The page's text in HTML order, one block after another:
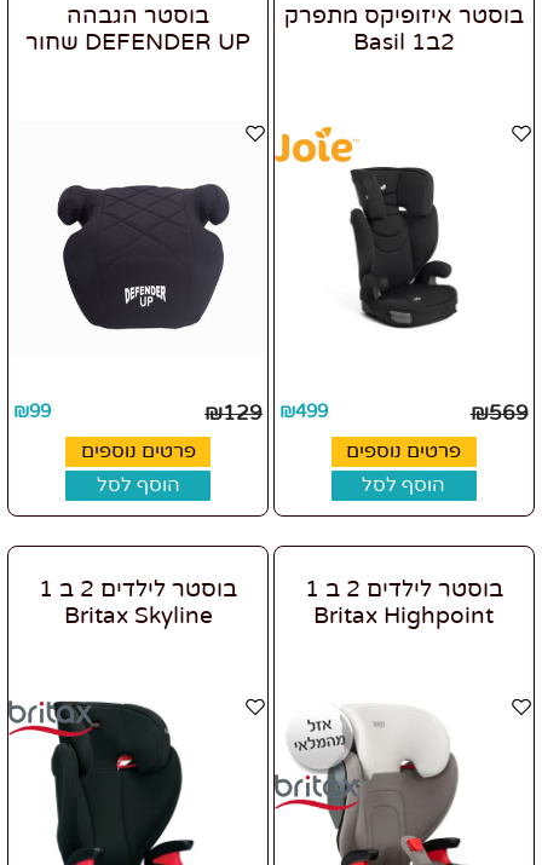
בוסטר איזופיקס מתפרק
2ב1 Basil
₪569
₪499
פרטים נוספים
הוסף לסל
בוסטר הגבהה
DEFENDER UP שחור
₪129
₪99
פרטים נוספים
הוסף לסל
בוסטר לילדים 2 ב 1
Britax Highpoint
בוסטר לילדים 2 ב 1
Britax Skyline